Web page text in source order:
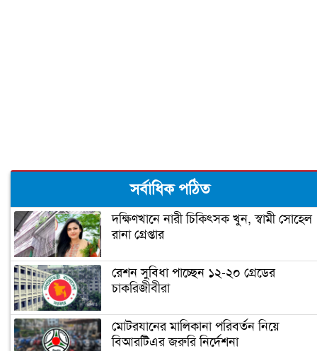
‘আপনি ক্রিকেটার, হিন্দুদের ধর্মগুরু নন’
মাশরাফির ক্যারিয়ার শেষ!
ফিটনেসে সাকিবের সফলতার রহস্য ফাঁস
সর্বাধিক পঠিত
দক্ষিণখানে নারী চিকিৎসক খুন, স্বামী সোহেল
রানা গ্রেপ্তার
রেশন সুবিধা পাচ্ছেন ১২-২০ গ্রেডের
চাকরিজীবীরা
মোটরযানের মালিকানা পরিবর্তন নিয়ে
বিআরটিএর জরুরি নির্দেশনা